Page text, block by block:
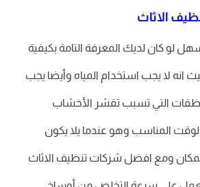
الاثاث
لو كان لديك المعرفة التامة بكيفية
انه لا يجب استخدام المياه وأيضا يجب
التي تسبب تقشر الأخشاب
المناسب وهو عندما يلا يكون
ومع افضل شركات تنظيف الاثاث